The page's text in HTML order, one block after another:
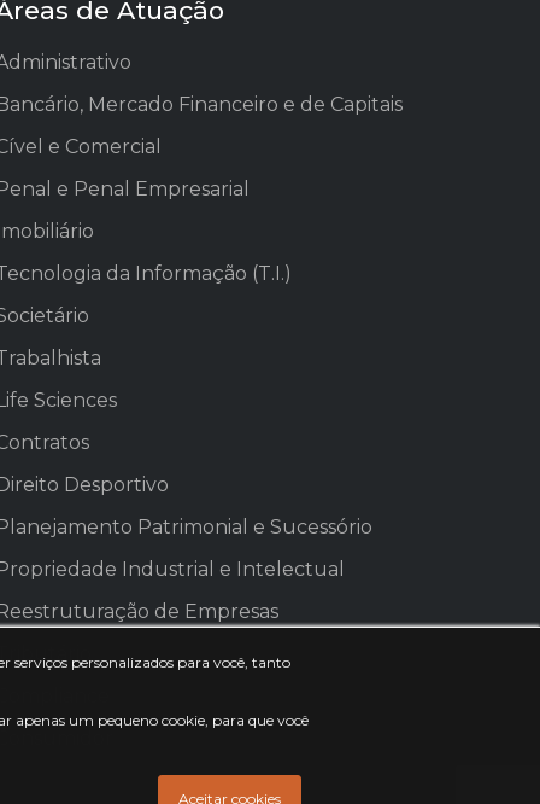
de Atuação
Mercado Financeiro e de Capitais
e Comercial
e Penal Empresarial
da Informação (T.I.)
Sciences
Desportivo
Patrimonial e Sucessório
Industrial e Intelectual
de Empresas
serviços personalizados para você, tanto
apenas um pequeno cookie, para que você
Aceitar cookies